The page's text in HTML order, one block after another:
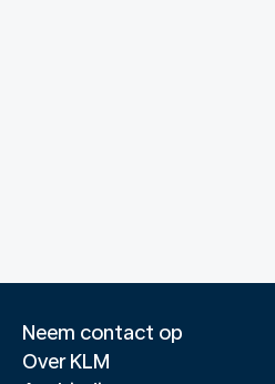
Neem contact op
Over KLM